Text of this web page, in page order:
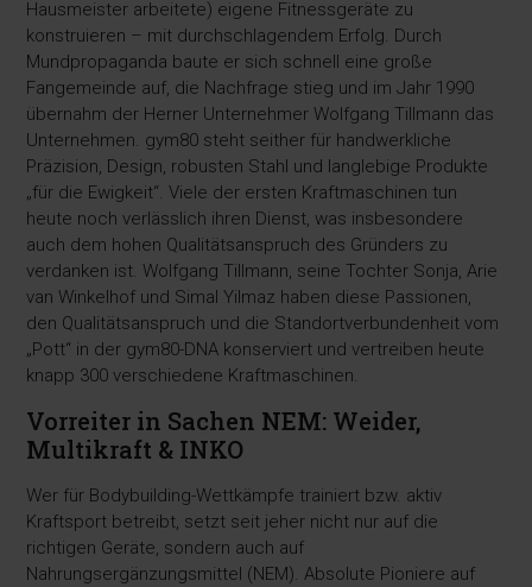
Hausmeister arbeitete) eigene Fitnessgeräte zu
konstruieren – mit durchschlagendem Erfolg. Durch
Mundpropaganda baute er sich schnell eine große
Fangemeinde auf, die Nachfrage stieg und im Jahr 1990
übernahm der Herner Unternehmer Wolfgang Tillmann das
Unternehmen. gym80 steht seither für handwerkliche
Präzision, Design, robusten Stahl und langlebige Produkte
„für die Ewigkeit“. Viele der ersten Kraftmaschinen tun
heute noch verlässlich ihren Dienst, was insbesondere
auch dem hohen Qualitätsanspruch des Gründers zu
verdanken ist. Wolfgang Tillmann, seine Tochter Sonja, Arie
van Winkelhof und Simal Yilmaz haben diese Passionen,
den Qualitätsanspruch und die Standortverbundenheit vom
„Pott“ in der gym80-DNA konserviert und vertreiben heute
knapp 300 verschiedene Kraftmaschinen.
Vorreiter in Sachen NEM: Weider,
Multikraft & INKO
Wer für Bodybuilding-Wettkämpfe trainiert bzw. aktiv
Kraftsport betreibt, setzt seit jeher nicht nur auf die
richtigen Geräte, sondern auch auf
Nahrungsergänzungsmittel (NEM). Absolute Pioniere auf